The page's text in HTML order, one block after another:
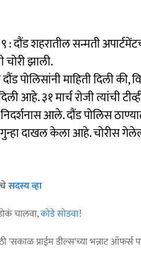
९ : दौंड शहरातील सन्मती
चोरी झाली.
पोलिसांनी माहिती दिली की,
आहे. ३१ मार्च रोजी त्यांची
आले. दौंड पोलिस
गुन्हा दाखल केला आहे. चोरीस
सदस्य व्हा
चालवा,कोडे सोडवा!
'सकाळ प्राईम डील्स'च्या भन्नाट ऑफर्स